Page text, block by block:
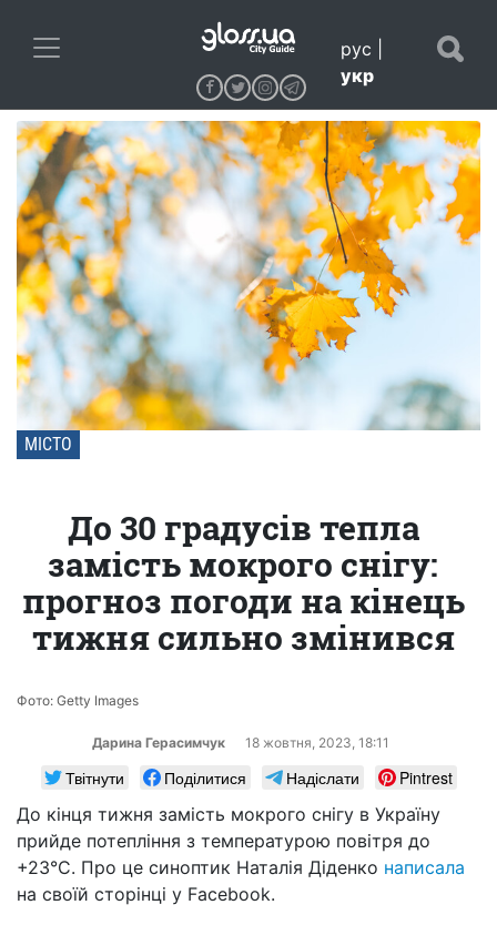
рус
укр
МІСТО
До 30 градусів тепла
замість мокрого снігу:
прогноз погоди на кінець
тижня сильно змінився
Фото: Getty Images
Дарина Герасимчук 18 жовтня, 2023, 18:11
Твітнути Поділитися Надіслати
Pintrest
До кінця тижня замість мокрого снігу в Україну
прийде потепління з температурою повітря до
+23°С. Про це синоптик Наталія Діденко написала
на своїй сторінці у Facebook.